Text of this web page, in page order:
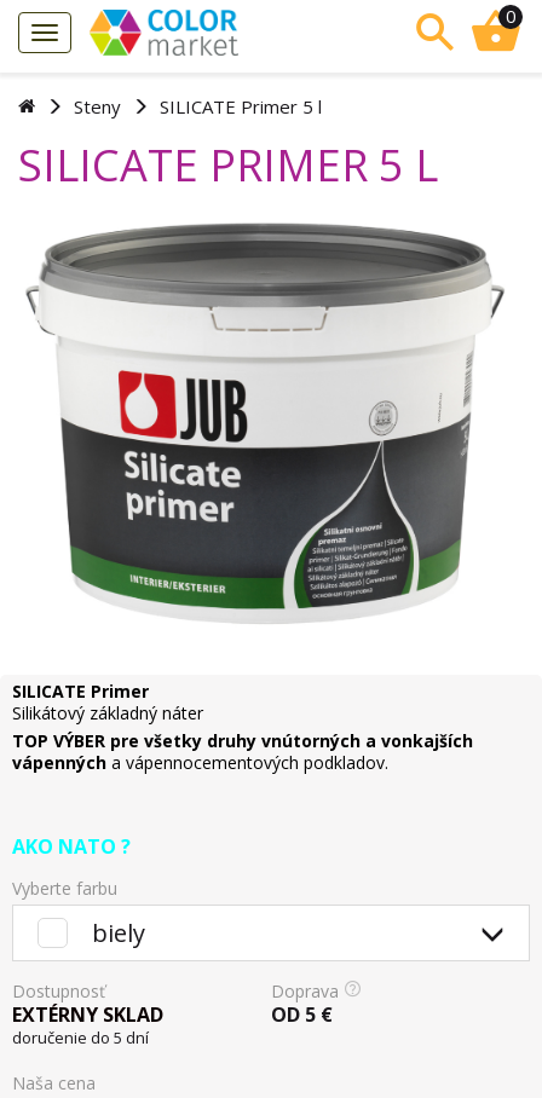
0
Steny SILICATE Primer 5 l
SILICATE PRIMER 5 L
SILICATE Primer
Silikátový základný náter
TOP VÝBER pre všetky druhy vnútorných a vonkajších
vápenných a vápennocementových podkladov.
AKO NATO ?
Vyberte farbu
biely
Dostupnosť Doprava
EXTÉRNY SKLAD
doručenie do 5 dní
OD 5 €
Naša cena